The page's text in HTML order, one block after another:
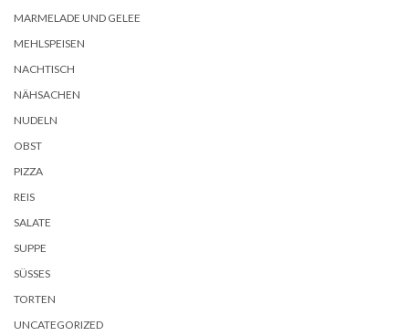
MARMELADE UND GELEE
MEHLSPEISEN
NACHTISCH
NÄHSACHEN
NUDELN
OBST
PIZZA
REIS
SALATE
SUPPE
SÜSSES
TORTEN
UNCATEGORIZED